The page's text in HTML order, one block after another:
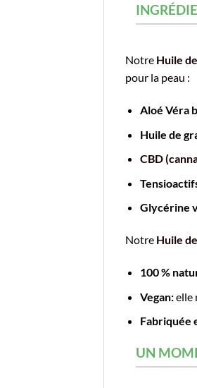
Notre Huile
pour la peau :
Aloé Véra
Huile de
CBD
Glycérine
Notre Huile
100 %
Vegan:elle
Fabriquée
UN